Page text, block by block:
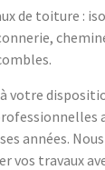
de toiture :
votre
années.
vos travaux